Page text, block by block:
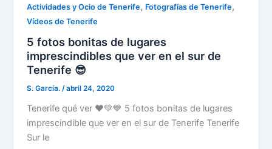
Actividades y Ocio de Tenerife, Fotografías de Tenerife,
Vídeos de Tenerife
5 fotos bonitas de lugares
imprescindibles que ver en el sur de
Tenerife 😎
S. García./abril 24, 2020
Tenerife qué ver ❤️💚💙 5 fotos bonitas de lugares
imprescindible que ver en el sur de Tenerife Tenerife
Sur le